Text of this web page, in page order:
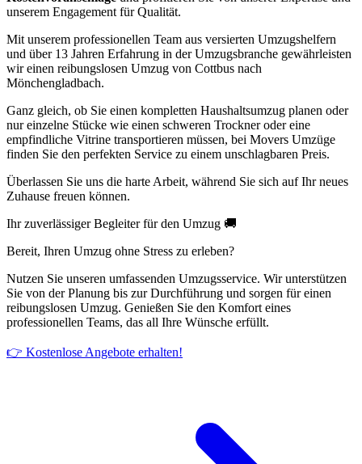
unserem Engagement für Qualität.
Mit unserem professionellen Team aus versierten Umzugshelfern
und über 13 Jahren Erfahrung in der Umzugsbranche gewährleisten
wir einen reibungslosen Umzug von Cottbus nach
Mönchengladbach.
Ganz gleich, ob Sie einen kompletten Haushaltsumzug planen oder
nur einzelne Stücke wie einen schweren Trockner oder eine
empfindliche Vitrine transportieren müssen, bei Movers Umzüge
finden Sie den perfekten Service zu einem unschlagbaren Preis.
Überlassen Sie uns die harte Arbeit, während Sie sich auf Ihr neues
Zuhause freuen können.
Ihr zuverlässiger Begleiter für den Umzug 🚚
Bereit, Ihren Umzug ohne Stress zu erleben?
Nutzen Sie unseren umfassenden Umzugsservice. Wir unterstützen
Sie von der Planung bis zur Durchführung und sorgen für einen
reibungslosen Umzug. Genießen Sie den Komfort eines
professionellen Teams, das all Ihre Wünsche erfüllt.
👉 Kostenlose Angebote erhalten!